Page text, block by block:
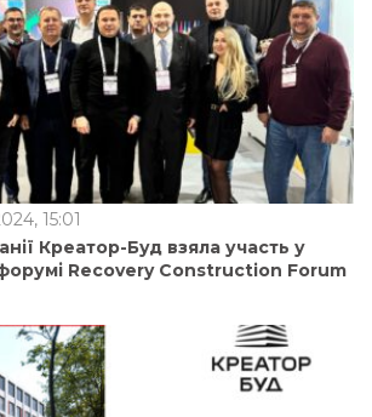
15:01
Креатор-Буд взяла участь у
Recovery Construction Forum